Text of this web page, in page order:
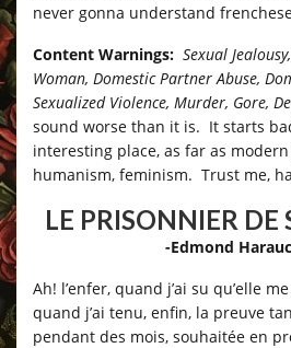
never gonna understand
Content Warnings: Sexual
Woman, Domestic Partner Abuse,
Sexualized Violence, Murder, Gore,
sound worse than it is. It starts
interesting place, as far as
humanism, feminism. Trust me,
LE PRISONNIER
-Edmond
Ah! l’enfer, quand j’ai su qu’elle
quand j’ai tenu, enfin, la preuve
pendant des mois, souhaitée en